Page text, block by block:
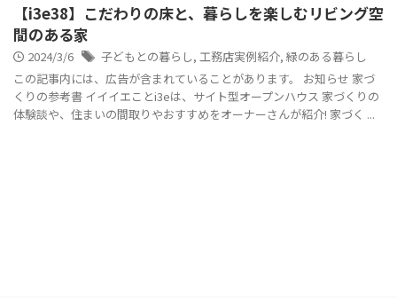
【i3e38】こだわりの床と、暮らしを楽しむリビング空
間のある家
2024/3/6 子どもとの暮らし, 工務店実例紹介, 緑のある暮らし
この記事内には、広告が含まれていることがあります。 お知らせ 家づ
くりの参考書 イイイエことi3eは、サイト型オープンハウス 家づくりの
体験談や、住まいの間取りやおすすめをオーナーさんが紹介! 家づく ...